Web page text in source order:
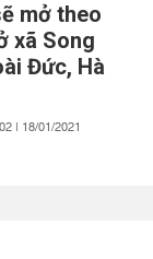
mở theo
xã Song
Đức, Hà
| 18/01/2021